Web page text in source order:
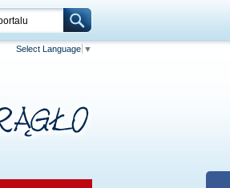
Select Language ▼